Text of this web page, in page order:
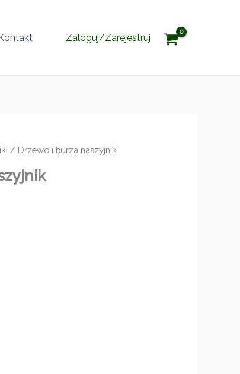
Zaloguj/Zarejestruj
/ Drzewo i burza naszyjnik